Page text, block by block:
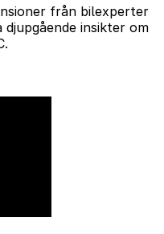
från bilexperter
insikter om